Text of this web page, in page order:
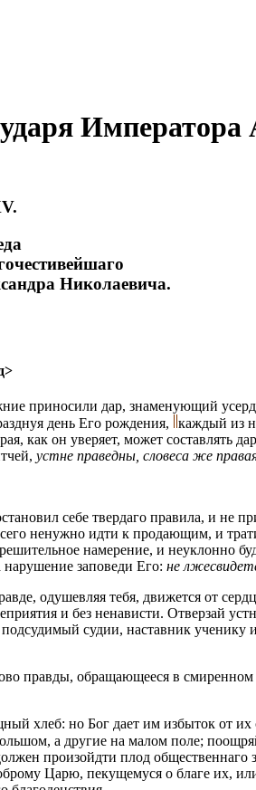
Императора
Николаевича.
приносили дар, знаменующий
день Его рождения,
каждый из
как он уверяет, может составлять
устне праведны, словеса же
себе твердаго правила, и не
ненужно идти к продающим, и
намерение, и неуклонно
заповеди Его: не
одушевляя тебя, движется от
и без ненависти. Отверзай
судии, наставник ученику
правды, обращающееся в
хлеб: но Бог дает им избыток от
а другие на малом поле;
произойдти плод общественнаго
Царю, пекущемуся о благе их,